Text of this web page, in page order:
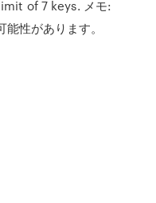
of 7 keys. メモ:
性があります。